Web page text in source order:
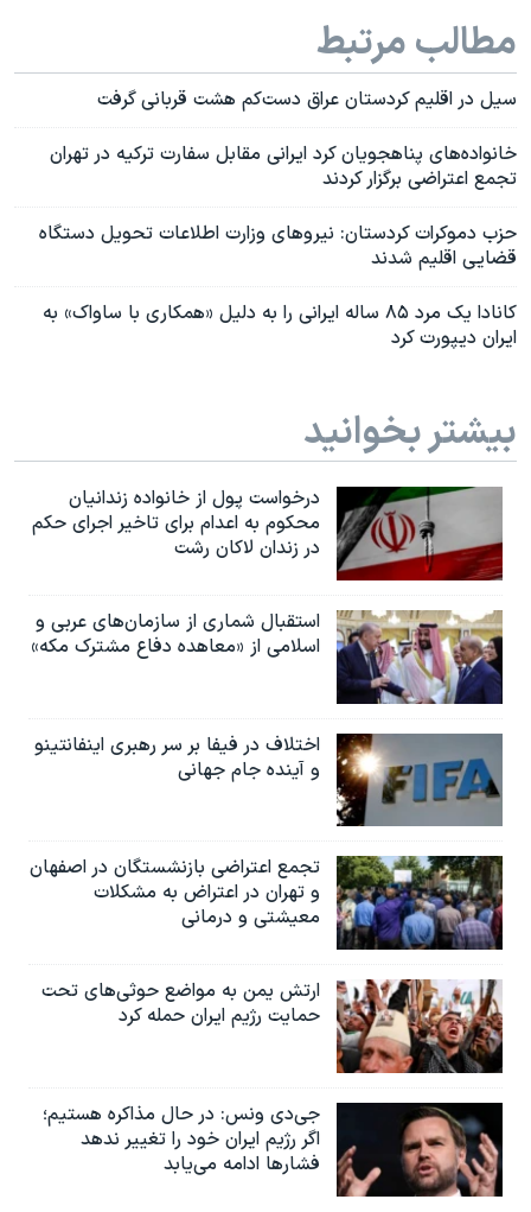
مطالب مرتبط
سیل در اقلیم کردستان عراق دست‌کم هشت قربانی گرفت
خانواده‌های پناهجویان کرد ایرانی مقابل سفارت ترکیه در تهران
تجمع اعتراضی برگزار کردند
حزب دموکرات کردستان: نیروهای وزارت اطلاعات تحویل دستگاە
قضایی اقلیم شدند
کانادا یک مرد ۸۵ ساله ایرانی را به دلیل «همکاری با ساواک» به
ایران دیپورت کرد
بیشتر بخوانید
درخواست پول از خانواده زندانیان
محکوم به‌ اعدام برای تاخیر اجرای حکم
در زندان لاکان رشت
استقبال شماری از سازمان‌های عربی و
اسلامی از «معاهده دفاع مشترک مکه»
اختلاف در فیفا بر سر رهبری اینفانتینو
و آینده جام جهانی
تجمع اعتراضی بازنشستگان در اصفهان
و تهران در اعتراض به مشکلات
معیشتی و درمانی
ارتش یمن به مواضع حوثی‌های تحت
حمایت رژیم ایران حمله کرد
جی‌دی ونس: در حال مذاکره هستیم؛
اگر رژیم ایران خود را تغییر ندهد
فشارها ادامه می‌یابد